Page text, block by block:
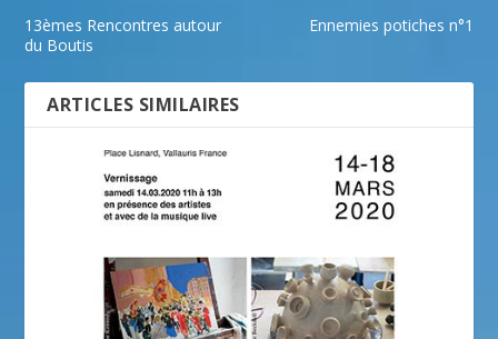
13èmes Rencontres autour
du Boutis
Ennemies potiches n°1
ARTICLES SIMILAIRES